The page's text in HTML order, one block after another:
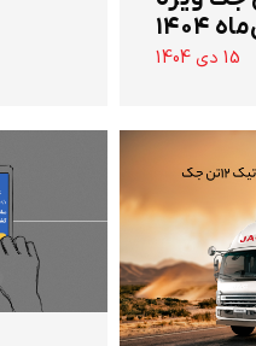
۱۴۰۴
15 دی 1404